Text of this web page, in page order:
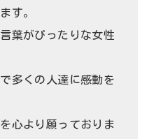
す。
葉がぴったりな女性
多くの人達に感動を
心より願っておりま